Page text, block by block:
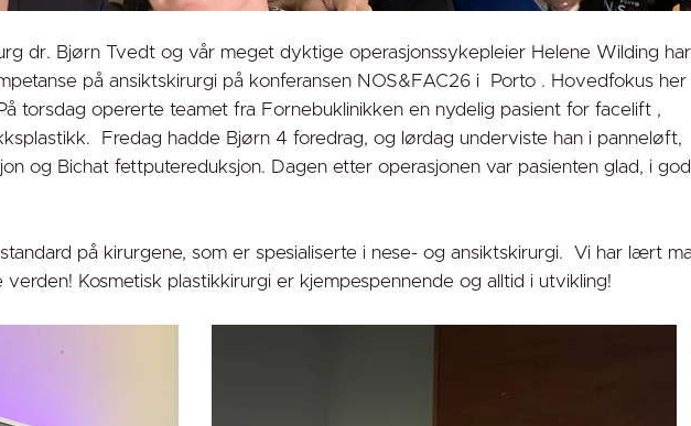
dr. Bjørn Tvedt og vår meget dyktige operasjonssykepleier Helene Wilding har
på ansiktskirurgi på konferansen NOS&FAC26 i Porto . Hovedfokus her
torsdag opererte teamet fra Fornebuklinikken en nydelig pasient for facelift ,
Fredag hadde Bjørn 4 foredrag, og lørdag underviste han i panneløft,
og Bichat fettputereduksjon. Dagen etter operasjonen var pasienten glad, i
på kirurgene, som er spesialiserte i nese- og ansiktskirurgi. Vi har lært
Kosmetisk plastikkirurgi er kjempespennende og alltid i utvikling!